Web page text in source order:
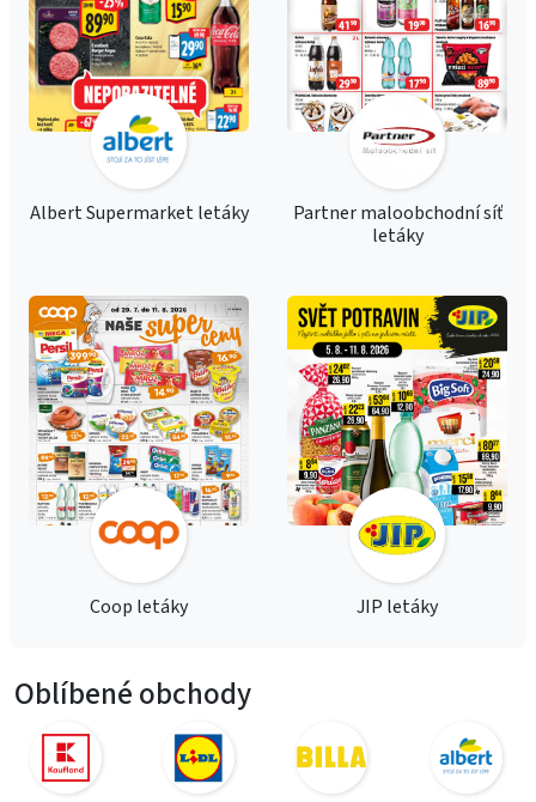
Albert Supermarket letáky
Partner maloobchodní síť
letáky
Coop letáky JIP letáky
Oblíbené obchody